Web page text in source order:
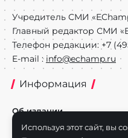
Учредитель СМИ
Главный редактор СМИ
Телефон редакции: +7
E-mail : info@echamp.ru
Информация
Об издании
Реклама на портале
Используя этот сайт, вы